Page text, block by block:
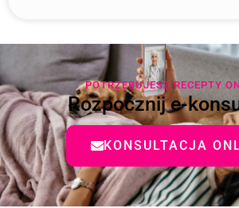
POTRZEBUJESZ RECEPTY
Rozpocznij e-
KONSULTACJA